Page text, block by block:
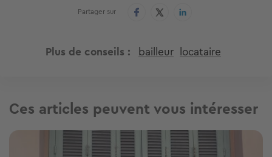
Partager sur
Plus de conseils bailleur locataire
Ces articles peuvent vous intéresser